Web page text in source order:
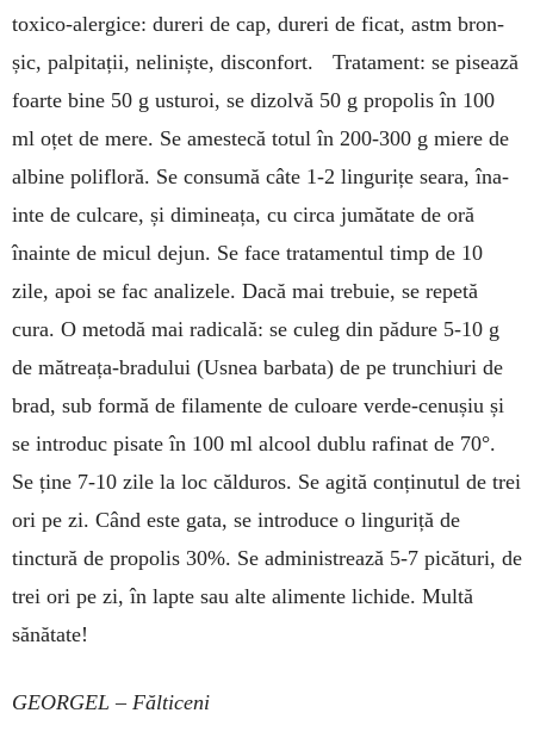
toxico-alergice: dureri de cap, dureri de ficat, astm bron­
șic, palpitații, neliniște, disconfort. Tratament: se pi­sea­ză
foarte bine 50 g usturoi, se di­zolvă 50 g propolis în 100
ml oțet de mere. Se amestecă totul în 200-300 g miere de
albine polifloră. Se con­su­mă câte 1-2 lingurițe seara, îna­
inte de culcare, și dimineața, cu cir­ca jumătate de oră
înainte de micul dejun. Se face tratamentul timp de 10
zile, apoi se fac analizele. Dacă mai trebuie, se re­pe­tă
cura. O me­to­dă mai radicală: se culeg din pă­du­re 5-10 g
de mătreața-bradului (Usnea bar­bata) de pe trun­chiuri de
brad, sub formă de filamente de cu­loare verde-ce­nușiu și
se intro­duc pisate în 100 ml alcool dublu ra­finat de 70°.
Se ține 7-10 zile la loc călduros. Se agită con­ți­nutul de trei
ori pe zi. Când este gata, se introduce o lin­guriță de
tinctură de propolis 30%. Se administrează 5-7 picături, de
trei ori pe zi, în lapte sau alte alimente li­chide. Multă
sănătate!
GEORGEL – Fălticeni